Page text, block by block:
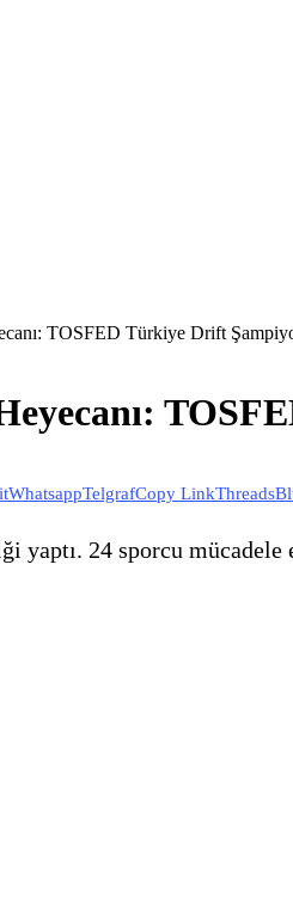
TOSFED Türkiye Drift
WhatsappTelgrafCopy LinkThreads
yaptı. 24 sporcu